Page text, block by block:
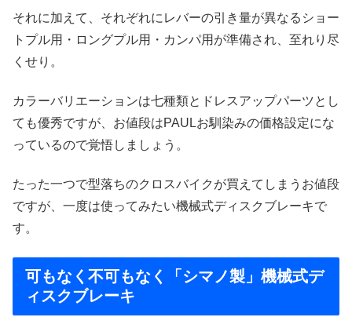
それに加えて、それぞれにレバーの引き量が異なるショー
トプル用・ロングプル用・カンパ用が準備され、至れり尽
くせり。
カラーバリエーションは七種類とドレスアップパーツとし
ても優秀ですが、お値段はPAULお馴染みの価格設定にな
っているので覚悟しましょう。
たった一つで型落ちのクロスバイクが買えてしまうお値段
ですが、一度は使ってみたい機械式ディスクブレーキで
す。
可もなく不可もなく「シマノ製」機械式デ
ィスクブレーキ